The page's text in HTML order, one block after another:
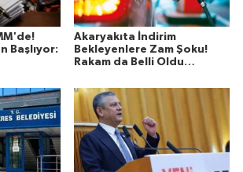
Başlıyor:
Akaryakıta İndirim
Bekleyenlere Zam Şoku!
Rakam da Belli Oldu…